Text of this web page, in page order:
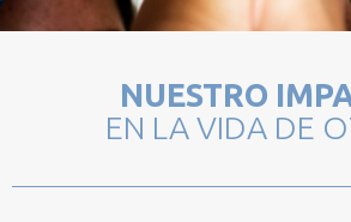
NUESTRO
EN LA VIDA DE